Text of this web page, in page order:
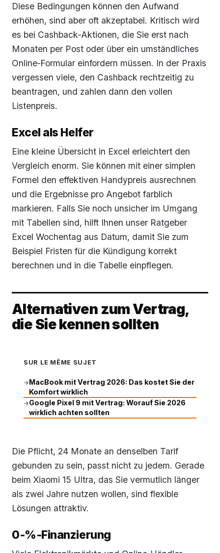
Diese Bedingungen können den Aufwand
erhöhen, sind aber oft akzeptabel. Kritisch wird
es bei Cashback‑Aktionen, die Sie erst nach
Monaten per Post oder über ein umständliches
Online‑Formular einfordern müssen. In der Praxis
vergessen viele, den Cashback rechtzeitig zu
beantragen, und zahlen dann den vollen
Listenpreis.
Excel als Helfer
Eine kleine Übersicht in Excel erleichtert den
Vergleich enorm. Sie können mit einer simplen
Formel den effektiven Handypreis ausrechnen
und die Ergebnisse pro Angebot farblich
markieren. Falls Sie noch unsicher im Umgang
mit Tabellen sind, hilft Ihnen unser Ratgeber
Excel Wochentag aus Datum, damit Sie zum
Beispiel Fristen für die Kündigung korrekt
berechnen und in die Tabelle einpflegen.
Alternativen zum Vertrag,
die Sie kennen sollten
SUR LE MÊME SUJET
→MacBook mit Vertrag 2026: Das kostet Sie der
Komfort wirklich
→Google Pixel 9 mit Vertrag: Worauf Sie 2026
wirklich achten sollten
Die Pflicht, 24 Monate an denselben Tarif
gebunden zu sein, passt nicht zu jedem. Gerade
beim Xiaomi 15 Ultra, das Sie vermutlich länger
als zwei Jahre nutzen wollen, sind flexible
Lösungen attraktiv.
0‑%‑Finanzierung